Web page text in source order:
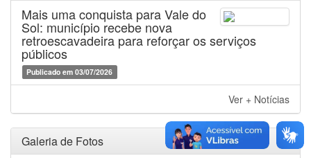
Mais uma conquista para Vale do
Sol: município recebe nova
retroescavadeira para reforçar os serviços
públicos
Publicado em 03/07/2026
Ver + Notícias
Galeria de Fotos